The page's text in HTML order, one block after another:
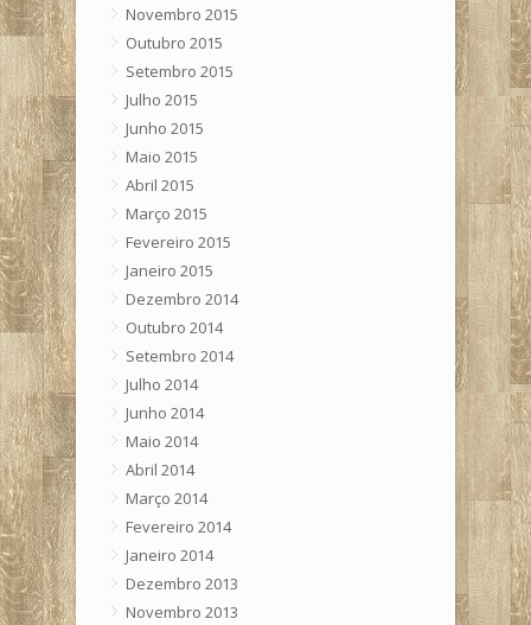
Novembro 2015
Outubro 2015
Setembro 2015
Julho 2015
Junho 2015
Maio 2015
Abril 2015
Março 2015
Fevereiro 2015
Janeiro 2015
Dezembro 2014
Outubro 2014
Setembro 2014
Julho 2014
Junho 2014
Maio 2014
Abril 2014
Março 2014
Fevereiro 2014
Janeiro 2014
Dezembro 2013
Novembro 2013